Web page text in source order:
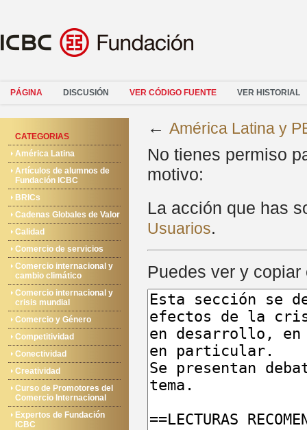
PÁGINA DISCUSIÓN VER CÓDIGO FUENTE VER HISTORIAL
CATEGORIAS
América Latina
Artículos de alumnos de
Fundación ICBC
BRICs
Cadenas Globales de Valor
Calidad
Comercio de servicios
Comercio internacional y
cambio climático
Comercio internacional y
crisis mundial
Comercio y Género
Competitividad
Conectividad
Creatividad
Curso de Promotores del
Comercio Internacional
Expertos de Fundación
ICBC
← América Latina y
No tienes permiso
motivo:
La acción que has
Usuarios.
Puedes ver y